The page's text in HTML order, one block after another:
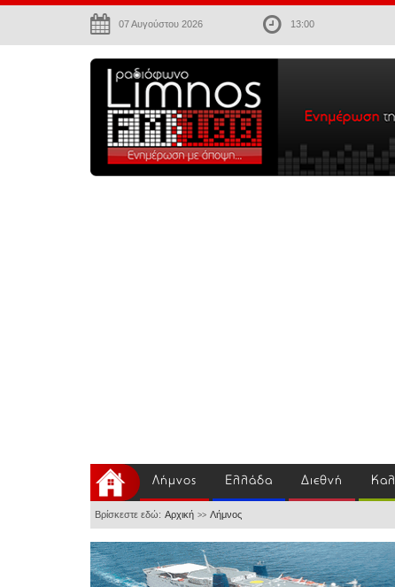
07 Αυγούστου 2026 13:00
Λήμνος Ελλάδα Διεθνή
Βρίσκεστε εδώ: Αρχική >> Λήμνος